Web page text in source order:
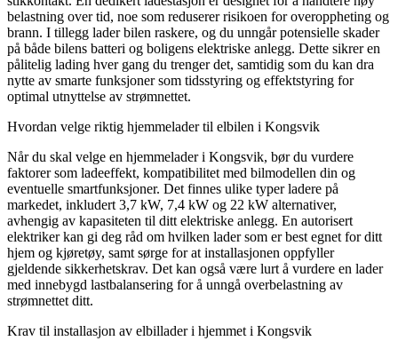
belastning over tid, noe som reduserer risikoen for overoppheting og
brann. I tillegg lader bilen raskere, og du unngår potensielle skader
på både bilens batteri og boligens elektriske anlegg. Dette sikrer en
pålitelig lading hver gang du trenger det, samtidig som du kan dra
nytte av smarte funksjoner som tidsstyring og effektstyring for
optimal utnyttelse av strømnettet.
Hvordan velge riktig hjemmelader til elbilen i Kongsvik
Når du skal velge en hjemmelader i Kongsvik, bør du vurdere
faktorer som ladeeffekt, kompatibilitet med bilmodellen din og
eventuelle smartfunksjoner. Det finnes ulike typer ladere på
markedet, inkludert 3,7 kW, 7,4 kW og 22 kW alternativer,
avhengig av kapasiteten til ditt elektriske anlegg. En autorisert
elektriker kan gi deg råd om hvilken lader som er best egnet for ditt
hjem og kjøretøy, samt sørge for at installasjonen oppfyller
gjeldende sikkerhetskrav. Det kan også være lurt å vurdere en lader
med innebygd lastbalansering for å unngå overbelastning av
strømnettet ditt.
Krav til installasjon av elbillader i hjemmet i Kongsvik